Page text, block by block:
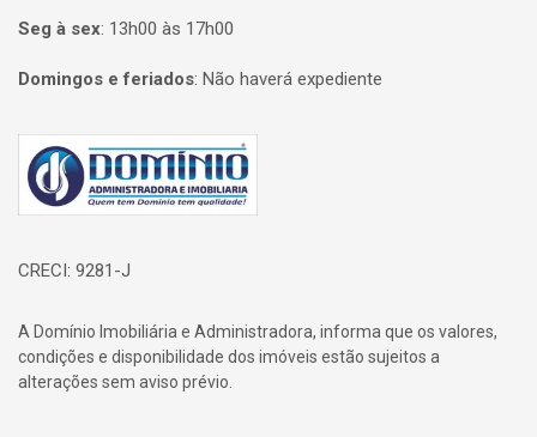
Seg à sex: 13h00 às 17h00
Domingos e feriados: Não haverá expediente
Página inicial
CRECI: 9281-J
A Domínio Imobiliária e Administradora, informa que os valores,
condições e disponibilidade dos imóveis estão sujeitos a
alterações sem aviso prévio.